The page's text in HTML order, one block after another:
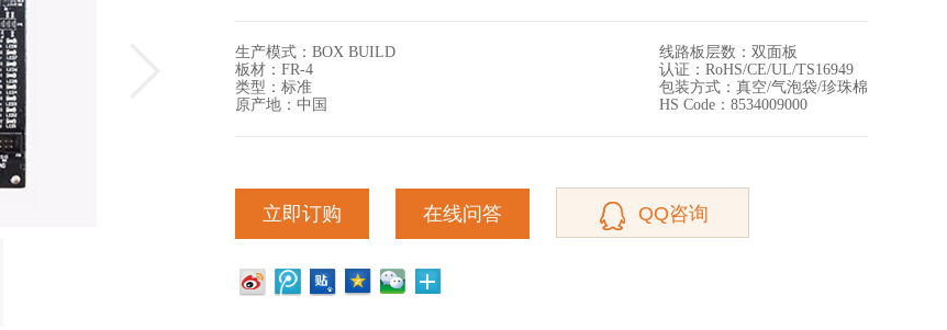
生产模式：BOX BUILD
板材：FR-4
类型：标准
原产地：中国
线路板层数：双面板
认证：RoHS/CE/UL/TS16949
包装方式：真空/气泡袋/珍珠棉
HS Code：8534009000
立即订购 在线问答 QQ咨询